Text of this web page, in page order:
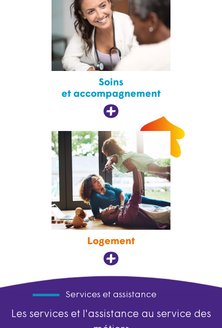
Soins
et accompagnement
Logement
Services et assistance
Les services et l'assistance au service des